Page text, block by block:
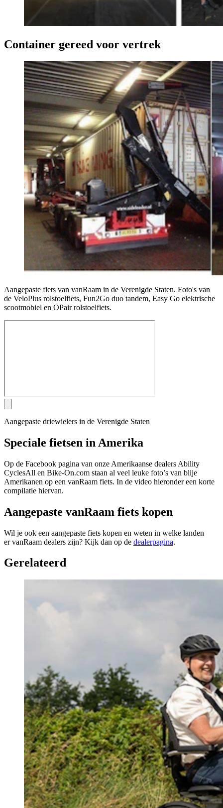
Container gereed voor vertrek
Aangepaste fiets van vanRaam in de Verenigde Staten. Foto's van
de VeloPlus rolstoelfiets, Fun2Go duo tandem, Easy Go elektrische
scootmobiel en OPair rolstoelfiets.
Aangepaste driewielers in de Verenigde Staten
Speciale fietsen in Amerika
Op de Facebook pagina van onze Amerikaanse dealers Ability
CyclesAll en Bike-On.com staan al veel leuke foto’s van blije
Amerikanen op een vanRaam fiets. In de video hieronder een korte
compilatie hiervan.
Aangepaste vanRaam fiets kopen
Wil je ook een aangepaste fiets kopen en weten in welke landen
er vanRaam dealers zijn? Kijk dan op de dealerpagina.
Gerelateerd